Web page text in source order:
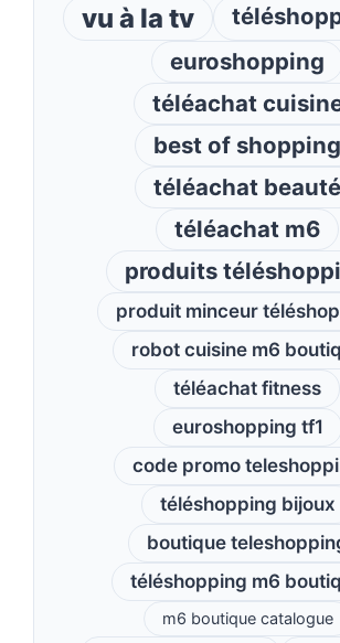
vu à la tv
euroshopping
téléachat
best of shopping
téléachat beauté
téléachat m6
produits
produit minceur
robot cuisine m6
téléachat fitness
euroshopping tf1
code promo
téléshopping bijoux
boutique
téléshopping m6
m6 boutique catalogue